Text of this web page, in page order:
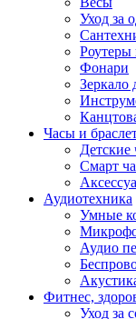
Уход за
Роутеры
Фонари
Зеркало
Часы и
Детские
Смарт
Аудиотехника
Умные
Аудио
Фитнес,
Уход за